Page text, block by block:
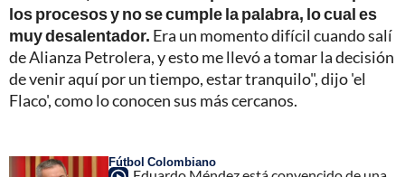
los procesos y no se cumple la palabra, lo cual es
muy desalentador. Era un momento difícil cuando salí
de Alianza Petrolera, y esto me llevó a tomar la decisión
de venir aquí por un tiempo, estar tranquilo", dijo 'el
Flaco', como lo conocen sus más cercanos.
Fútbol Colombiano